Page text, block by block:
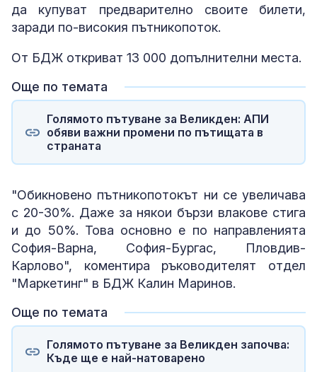
да купуват предварително своите билети,
заради по-високия пътникопоток.
От БДЖ откриват 13 000 допълнителни места.
Още по темата
Голямото пътуване за Великден: АПИ
обяви важни промени по пътищата в
страната
"Обикновено пътникопотокът ни се увеличава
с 20-30%. Даже за някои бързи влакове стига
и до 50%. Това основно е по направленията
София-Варна, София-Бургас, Пловдив-
Карлово", коментира ръководителят отдел
"Маркетинг" в БДЖ Калин Маринов.
Още по темата
Голямото пътуване за Великден започва:
Къде ще е най-натоварено